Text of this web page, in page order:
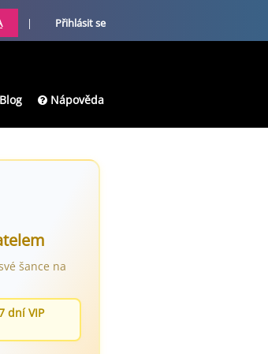
| Přihlásit se
Blog Nápověda
šance na
dní VIP